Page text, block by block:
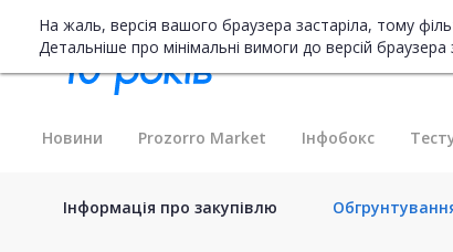
На жаль, версія вашого браузера застаріла, тому
Детальніше про мінімальні вимоги до версій браузера
Новини Prozorro Market Інфобокс
Інформація про закупівлю